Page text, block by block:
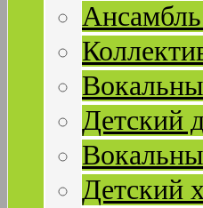
Детский
Детский